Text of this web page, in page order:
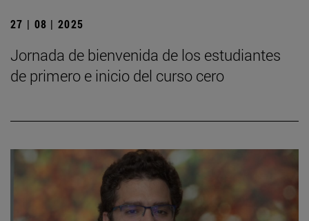
27 | 08 | 2025
Jornada de bienvenida de los estudiantes
de primero e inicio del curso cero